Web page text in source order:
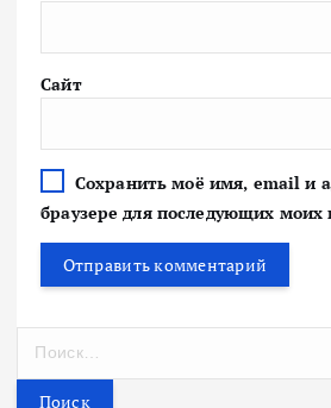
Сайт
Сохранить моё имя, email и
браузере для последующих